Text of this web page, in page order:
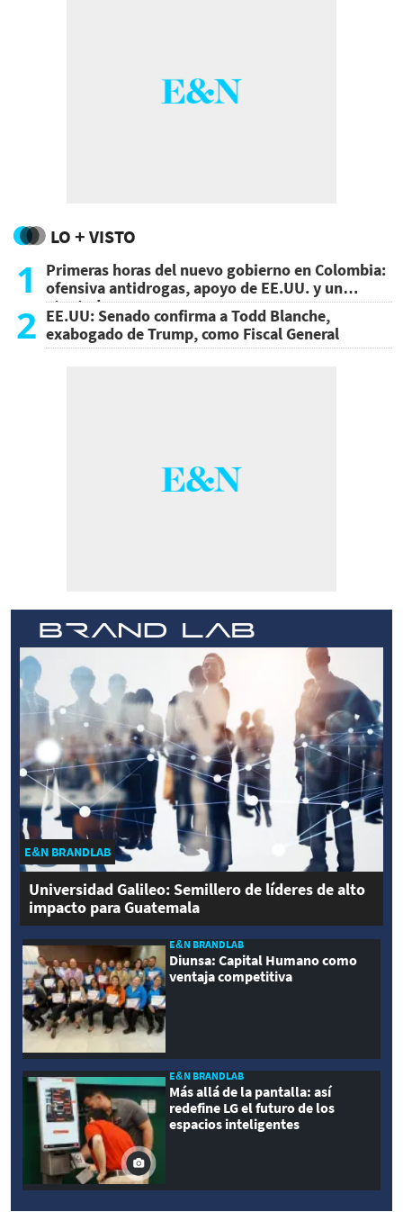
LO + VISTO
1
Primeras horas del nuevo gobierno en Colombia:
ofensiva antidrogas, apoyo de EE.UU. y un
atentado
2 EE.UU: Senado confirma a Todd Blanche,
exabogado de Trump, como Fiscal General
E&N BRANDLAB
Universidad Galileo: Semillero de líderes de alto
impacto para Guatemala
E&N BRANDLAB
Diunsa: Capital Humano como
ventaja competitiva
E&N BRANDLAB
Más allá de la pantalla: así
redefine LG el futuro de los
espacios inteligentes